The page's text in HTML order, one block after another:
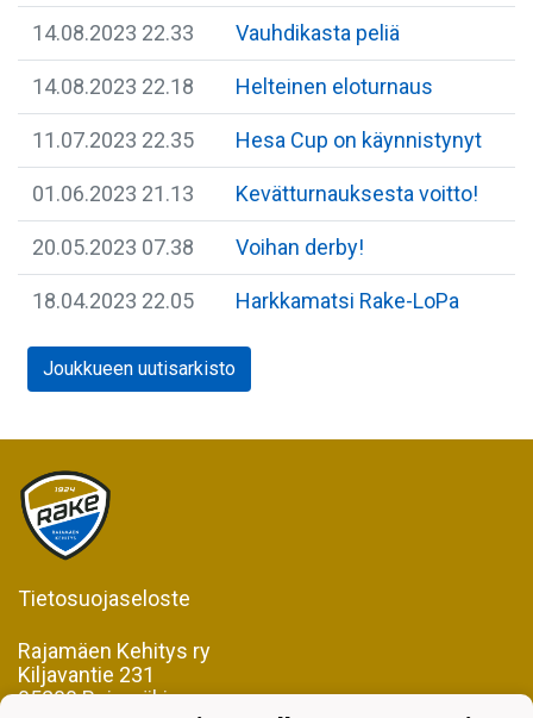
14.08.2023 22.33 Vauhdikasta peliä
14.08.2023 22.18 Helteinen eloturnaus
11.07.2023 22.35 Hesa Cup on käynnistynyt
01.06.2023 21.13 Kevätturnauksesta voitto!
20.05.2023 07.38 Voihan derby!
18.04.2023 22.05 Harkkamatsi Rake-LoPa
Joukkueen uutisarkisto
Tietosuojaseloste
Rajamäen Kehitys ry
Kiljavantie 231
05200 Rajamäki